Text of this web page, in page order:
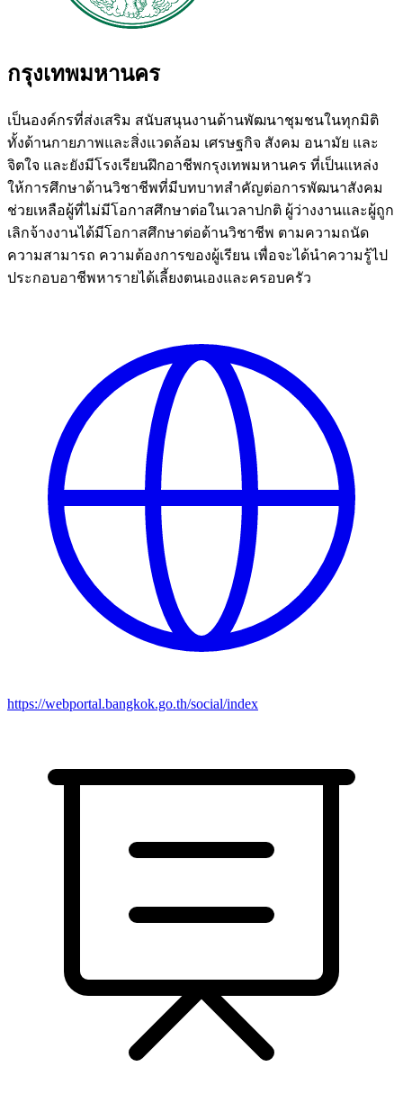
กรุงเทพมหานคร
เป็นองค์กรที่ส่งเสริม สนับสนุนงานด้านพัฒนาชุมชนในทุกมิติ
ทั้งด้านกายภาพและสิ่งแวดล้อม เศรษฐกิจ สังคม อนามัย และ
จิตใจ และยังมีโรงเรียนฝึกอาชีพกรุงเทพมหานคร ที่เป็นแหล่ง
ให้การศึกษาด้านวิชาชีพที่มีบทบาทสำคัญต่อการพัฒนาสังคม
ช่วยเหลือผู้ที่ไม่มีโอกาสศึกษาต่อในเวลาปกติ ผู้ว่างงานและผู้ถูก
เลิกจ้างงานได้มีโอกาสศึกษาต่อด้านวิชาชีพ ตามความถนัด
ความสามารถ ความต้องการของผู้เรียน เพื่อจะได้นำความรู้ไป
ประกอบอาชีพหารายได้เลี้ยงตนเองและครอบครัว
https://webportal.bangkok.go.th/social/index